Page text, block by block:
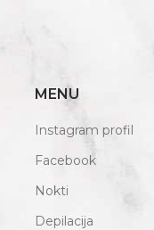
MENU
Instagram profil
Facebook
Nokti
Depilacija